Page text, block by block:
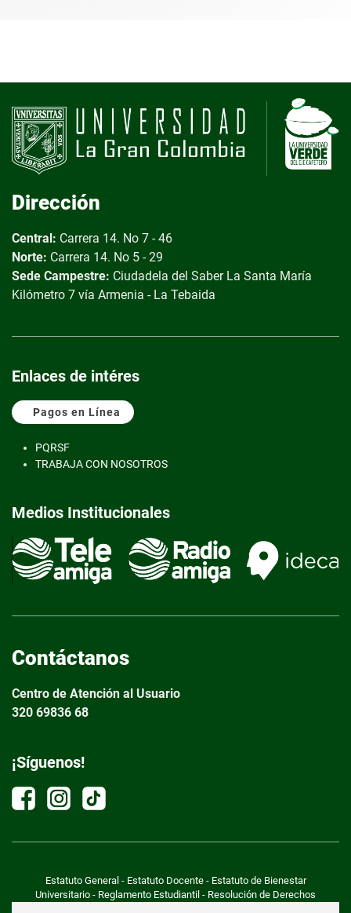
Dirección
Central: Carrera 14. No 7 - 46
Norte: Carrera 14. No 5 - 29
Sede Campestre: Ciudadela del Saber La Santa María
Kilómetro 7 vía Armenia - La Tebaida
Enlaces de intéres
Pagos en Línea
PQRSF
TRABAJA CON NOSOTROS
Medios Institucionales
Contáctanos
Centro de Atención al Usuario
320 69836 68
¡Síguenos!
Estatuto General - Estatuto Docente- Estatuto de Bienestar
Universitario - Reglamento Estudiantil - Resolución de Derechos